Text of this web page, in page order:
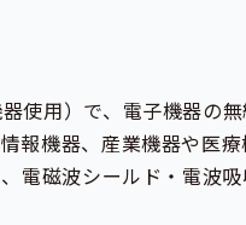
使用）で、電子機器の
報機器、産業機器や医
電磁波シールド・電波